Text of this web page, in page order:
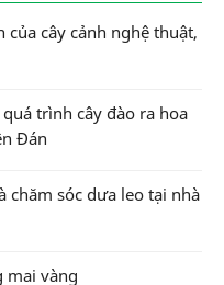
của cây cảnh nghệ thuật,
trình cây đào ra hoa
Đán
chăm sóc dưa leo tại nhà
mai vàng